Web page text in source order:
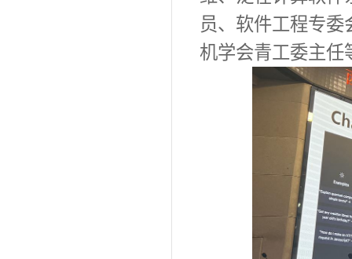
员、软件工程专
机学会青工委主任